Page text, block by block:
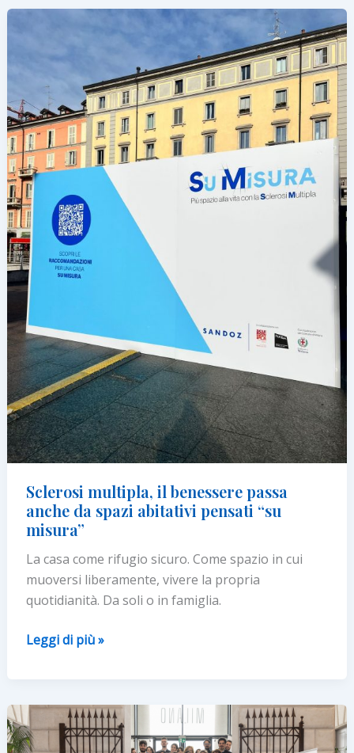
abitativi
misura”
Sclerosi multipla, il benessere passa
anche da spazi abitativi pensati “su
misura”
La casa come rifugio sicuro. Come spazio in cui
muoversi liberamente, vivere la propria
quotidianità. Da soli o in famiglia.
Sclerosi
benessere
passa
anche
Leggi di più »